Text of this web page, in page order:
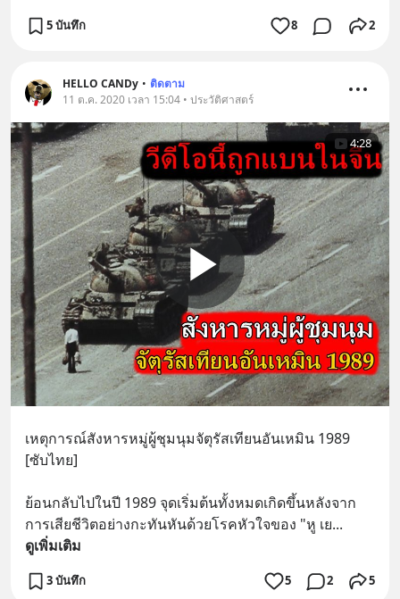
5 บันทึก 8 2
HELLO CANDy • ติดตาม
11 ต.ค. 2020 เวลา 15:04 • ประวัติศาสตร์
4:28
เหตุการณ์สังหารหมู่ผู้ชุมนุมจัตุรัสเทียนอันเหมิน 1989
[ซับไทย]
ย้อนกลับไปในปี 1989 จุดเริ่มต้นทั้งหมดเกิดขึ้นหลังจาก
การเสียชีวิตอย่างกะทันหันด้วยโรคหัวใจของ "หู เย...
ดูเพิ่มเติม
3 บันทึก 5 2 5